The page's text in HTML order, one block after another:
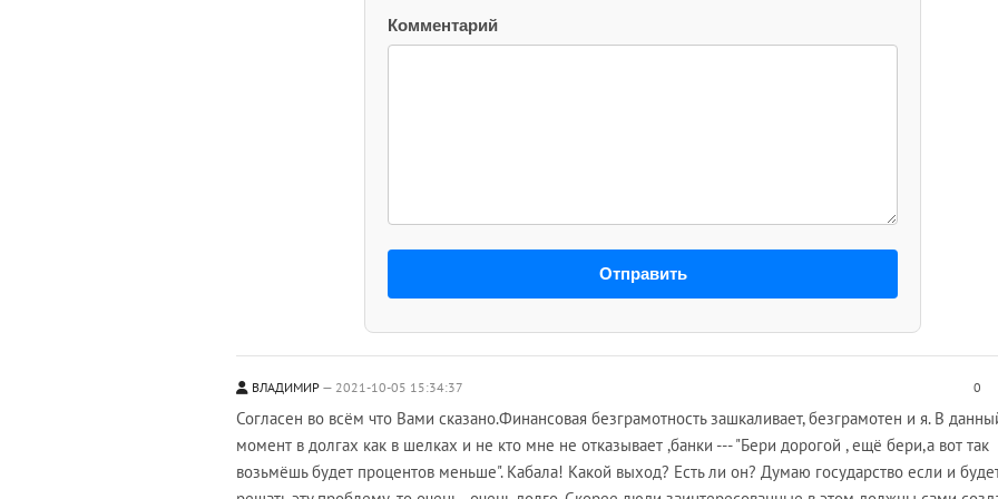
Комментарий
Отправить
ВЛАДИМИР 2021-10-05 15:34:37 0
Согласен во всём что Вами сказано.Финансовая безграмотность зашкаливает, безграмотен и я. В
момент в долгах как в шелках и не кто мне не отказывает ,банки --- "Бери дорогой , ещё бери,а вот так
возьмёшь будет процентов меньше". Кабала! Какой выход? Есть ли он? Думаю государство если и